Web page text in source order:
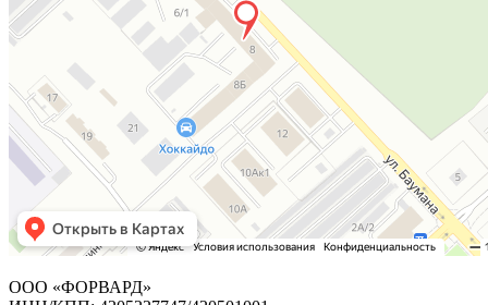
ООО «ФОРВАРД»